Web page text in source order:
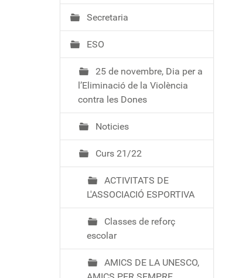
e
g
a
c
Secretaria
ESO
25 de novembre, Dia per a
l’Eliminació de la Violència
contra les Dones
Noticies
Curs 21/22
ACTIVITATS DE
L'ASSOCIACIÓ ESPORTIVA
Classes de reforç
escolar
AMICS DE LA UNESCO,